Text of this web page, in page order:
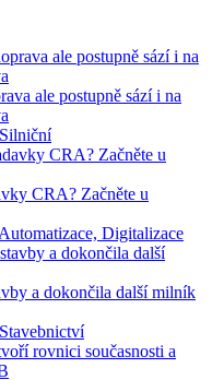
ale postupně sází i na
Silniční
CRA? Začněte u
Automatizace, Digitalizace
a dokončila další milník
Stavebnictví